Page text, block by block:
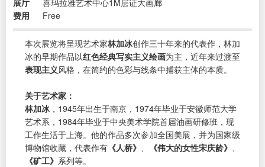
费用
Free
本次展览将呈现艺术家林加冰创作三十年来的代表作，林加
冰的早期作品以红色经典写实主义绘画为主，近年来过渡至
表现主义 风格，在简约的色彩与线条中捕获主体的本质。
关于艺术家：
林加冰 ，1945年出生于南京，1974年毕业于安徽师范大学
艺术系，1984年毕业于中央美术学院首届油画研修班，现
工作生活于上海。他的作品多次参加全国美展，并为国家级
博物馆收藏，代表作有 《人桥》 《伟大的女性宋庆龄》
《矿工》 系列等。